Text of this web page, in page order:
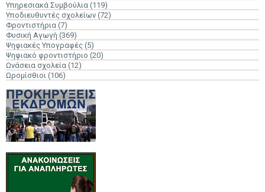
Υπηρεσιακά Συμβούλια (119)
Υποδιευθυντές σχολείων (72)
Φροντιστήρια (7)
Φυσική Αγωγή (369)
Ψηφιακές Υπογραφές (5)
Ψηφιακό φροντιστήριο (20)
Ωνάσεια σχολεία (12)
Ωρομίσθιοι (106)